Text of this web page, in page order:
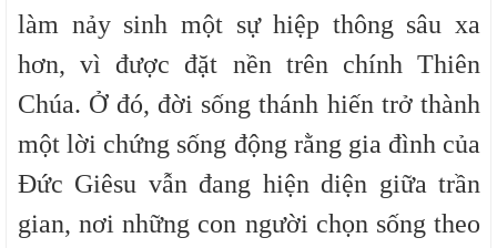
làm nảy sinh một sự hiệp thông sâu xa
hơn, vì được đặt nền trên chính Thiên
Chúa. Ở đó, đời sống thánh hiến trở thành
một lời chứng sống động rằng gia đình của
Đức Giêsu vẫn đang hiện diện giữa trần
gian, nơi những con người chọn sống theo